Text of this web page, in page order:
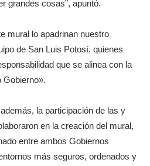
grandes cosas”, apuntó.
mural lo apadrinan nuestro
de San Luis Potosí, quienes
que se alinea con la
Gobierno».
la participación de las y
en la creación del mural,
entre ambos Gobiernos
más seguros, ordenados y